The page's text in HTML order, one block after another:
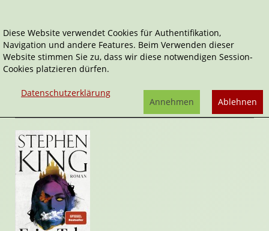
Home Belletristik Horror & Mystery Fairy Tale
Fairy Tale
Rezension von Stefan Cernohuby | 31. Oktober 2022
Diese Website verwendet Cookies für Authentifikation,
Navigation und andere Features. Beim Verwenden dieser
Website stimmen Sie zu, dass wir diese notwendigen Session-
Cookies platzieren dürfen.
Datenschutzerklärung
Ablehnen
Annehmen